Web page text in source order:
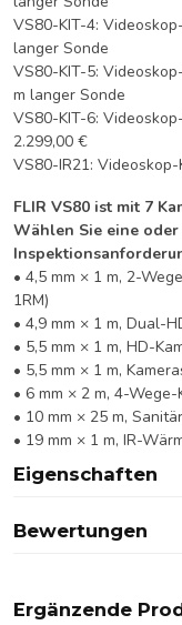
VS80-KIT-4:
langer Sonde
VS80-KIT-5:
m langer Sonde
VS80-KIT-6:
2.299,00 €
VS80-IR21:
FLIR VS80 ist mit 7
Wählen Sie eine
• 4,5 mm × 1 m, 2-
1RM)
• 4,9 mm × 1 m, Dual-
• 5,5 mm × 1 m, HD-
• 5,5 mm × 1 m,
• 6 mm × 2 m, 4-
• 10 mm × 25 m,
• 19 mm × 1 m, IR-
Eigenschaften
Bewertungen
Ergänzende